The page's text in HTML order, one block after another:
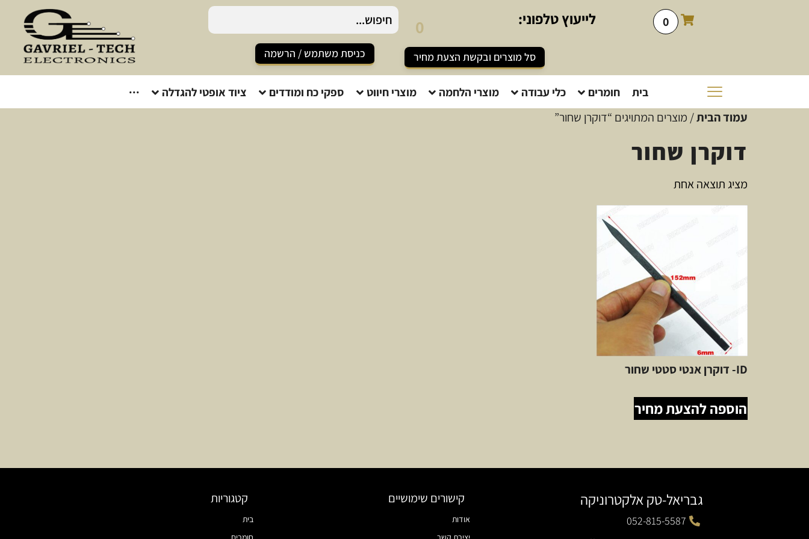
0 לייעוץטלפוני: 0
-
סל מוצרים ובקשת הצעת מחיר כניסת משתמש / הרשמה
בית חומרים כלי עבודה מוצרי הלחמה מוצרי חיווט ספקי כח ומודדים ציוד אופטי להגדלה ···
עמוד הבית/ מוצרים המתויגים “דוקרן שחור”
דוקרן שחור
מציג תוצאה אחת
ID- דוקרן אנטי סטטי שחור
הוספה להצעת מחיר
גבריאל-טק אלקטרוניקה
052-815-5587
קישורים שימושיים
אודות
קטגוריות
בית